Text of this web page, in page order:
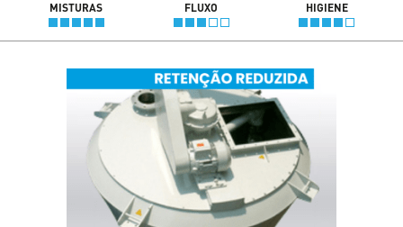
MISTURAS
FLUXO HIGIENE